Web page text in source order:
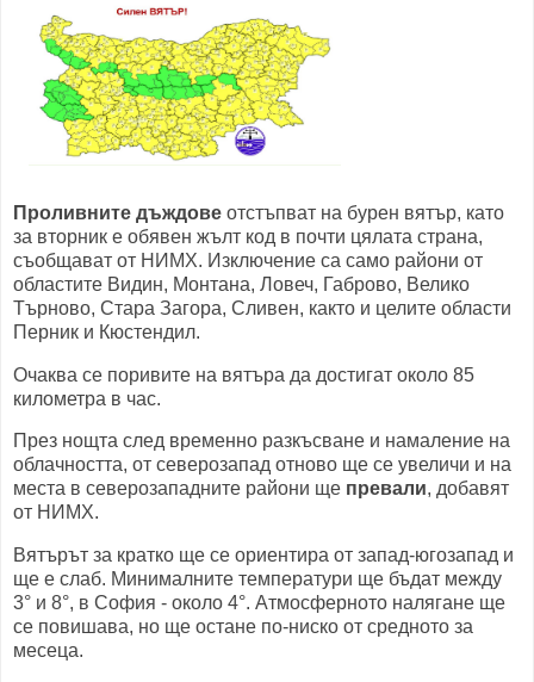
Проливните дъждове отстъпват на бурен вятър, като
за вторник е обявен жълт код в почти цялата страна,
съобщават от НИМХ. Изключение са само райони от
областите Видин, Монтана, Ловеч, Габрово, Велико
Търново, Стара Загора, Сливен, както и целите области
Перник и Кюстендил.
Очаква се поривите на вятъра да достигат около 85
километра в час.
През нощта след временно разкъсване и намаление на
облачността, от северозапад отново ще се увеличи и на
места в северозападните райони ще превали, добавят
от НИМХ.
Вятърът за кратко ще се ориентира от запад-югозапад и
ще е слаб. Минималните температури ще бъдат между
3° и 8°, в София - около 4°. Атмосферното налягане ще
се повишава, но ще остане по-ниско от средното за
месеца.